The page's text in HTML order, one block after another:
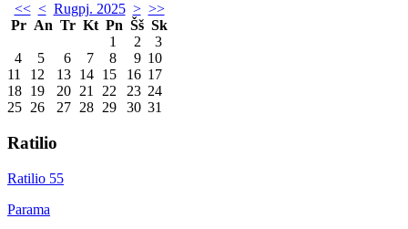
<< < Rugpj. 2025 > >>
Pr An Tr Kt Pn Šš Sk
1
2
3
4
5 6 7 8 9 10
11
12 13 14 15 16 17
18 19 20 21 22 23 24
25 26 27 28 29 30 31
Ratilio
Ratilio 55
Parama